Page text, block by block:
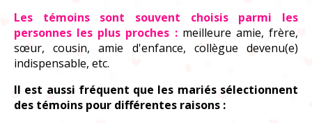
Les témoins sont souvent choisis parmi les
personnes les plus proches :meilleure amie, frère,
sœur, cousin, amie d'enfance, collègue devenu(e)
indispensable, etc.
Il est aussi fréquent que les mariés sélectionnent
des témoins pour différentes raisons :